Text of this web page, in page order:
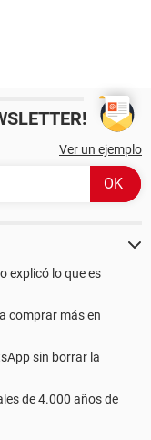
Ver un ejemplo
explicó lo que es
comprar más en
sin borrar la
de 4.000 años de